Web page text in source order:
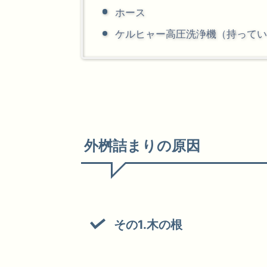
ホース
ケルヒャー高圧洗浄機（持って
外桝詰まりの原因
その1.木の根